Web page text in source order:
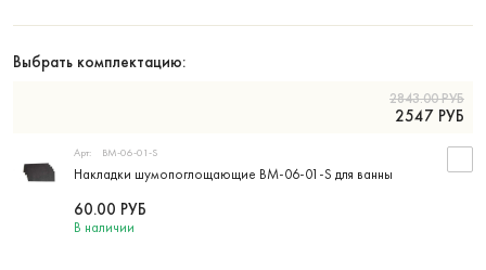
Выбрать комплектацию:
2843.00РУБ
2547 РУБ
Накладки шумопоглощающие BM-06-01-S для ванны
Арт: BM-06-01-S
В наличии
60.00 РУБ